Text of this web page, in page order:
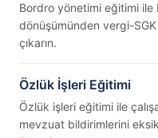
Bordro yönetimi eğitimi ile
dönüşümünden vergi-SGK
çıkarın.
Özlük İşleri Eğitimi
Özlük işleri eğitimi ile
mevzuat bildirimlerini